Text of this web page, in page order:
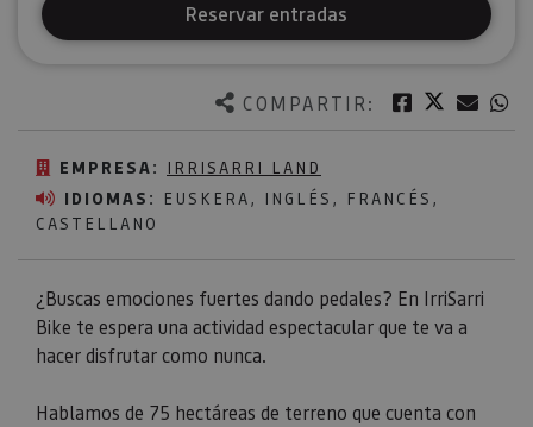
COMPARTIR: Facebook
Twitter
EMPRESA: IRRISARRI LAND
IDIOMAS:
EUSKERA, INGLÉS, FRANCÉS,
CASTELLANO
¿Buscas emociones fuertes dando pedales? En IrriSarri
Bike te espera una actividad espectacular que te va a
hacer disfrutar como nunca.
Hablamos de 75 hectáreas de terreno que cuenta con
Reservar entradas